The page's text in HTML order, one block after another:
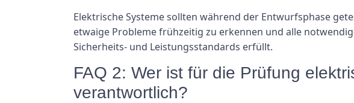
Elektrische Systeme sollten während der Entwurfsphase
etwaige Probleme frühzeitig zu erkennen und alle
Sicherheits- und Leistungsstandards erfüllt.
FAQ 2: Wer ist für die Prüfung
verantwortlich?